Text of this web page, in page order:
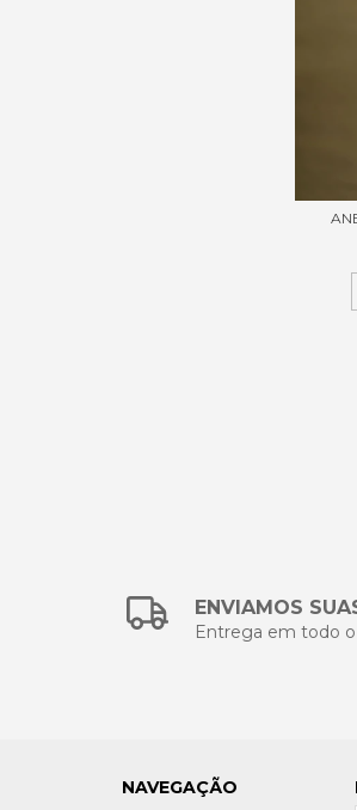
ENVIAMOS
Entrega em todo o
NAVEGAÇÃO